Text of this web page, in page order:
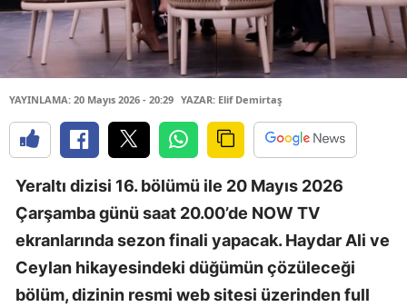
YAYINLAMA: 20 Mayıs 2026 - 20:29 YAZAR: Elif Demirtaş
Yeraltı dizisi 16. bölümü ile 20 Mayıs 2026
Çarşamba günü saat 20.00’de NOW TV
ekranlarında sezon finali yapacak. Haydar Ali ve
Ceylan hikayesindeki düğümün çözüleceği
bölüm, dizinin resmi web sitesi üzerinden full